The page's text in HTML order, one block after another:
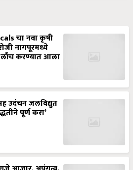
नागपूरमध्ये
लाँच करण्यात आला
पूर्ण करा’
आजार, अपंगत्व,